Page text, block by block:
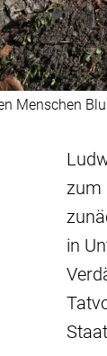
Menschen
zum
in